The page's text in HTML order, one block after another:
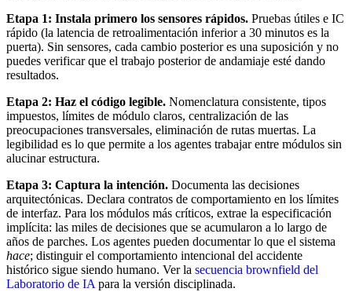
Etapa 1: Instala primero los sensores rápidos. Pruebas útiles e IC
rápido (la latencia de retroalimentación inferior a 30 minutos es la
puerta). Sin sensores, cada cambio posterior es una suposición y no
puedes verificar que el trabajo posterior de andamiaje esté dando
resultados.
Etapa 2: Haz el código legible. Nomenclatura consistente, tipos
impuestos, límites de módulo claros, centralización de las
preocupaciones transversales, eliminación de rutas muertas. La
legibilidad es lo que permite a los agentes trabajar entre módulos sin
alucinar estructura.
Etapa 3: Captura la intención. Documenta las decisiones
arquitectónicas. Declara contratos de comportamiento en los límites
de interfaz. Para los módulos más críticos, extrae la especificación
implícita: las miles de decisiones que se acumularon a lo largo de
años de parches. Los agentes pueden documentar lo que el sistema
hace; distinguir el comportamiento intencional del accidente
histórico sigue siendo humano. Ver la secuencia brownfield del
Laboratorio de IA para la versión disciplinada.